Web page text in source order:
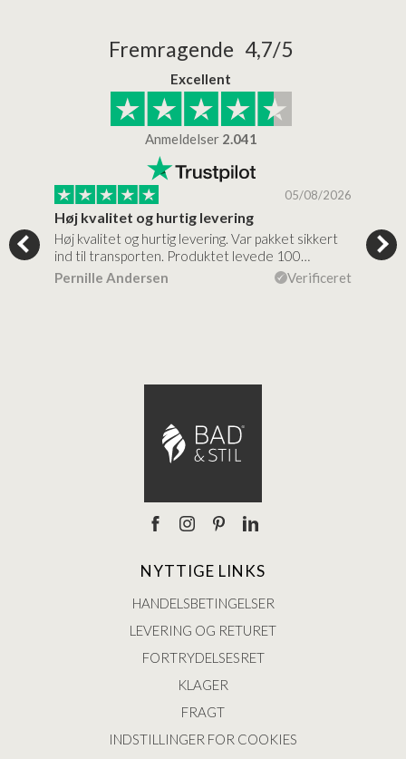
Fremragende 4,7/5
Excellent
Anmeldelser 2.041
05/08/2026
Høj kvalitet og hurtig levering
Høj kvalitet og hurtig levering. Var pakket sikkert
ind til transporten. Produktet levede 100…
Pernille Andersen
Verificeret
NYTTIGE LINKS
HANDELSBETINGELSER
LEVERING OG RETURET
FORTRYDELSESRET
KLAGER
FRAGT
INDSTILLINGER FOR COOKIES